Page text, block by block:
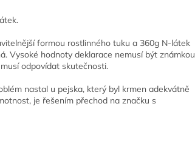
formou rostlinného tuku a 360g N-látek
Vysoké hodnoty deklarace nemusí být známkou
odpovídat skutečnosti.
nastal u pejska, který byl krmen adekvátně
je řešením přechod na značku s